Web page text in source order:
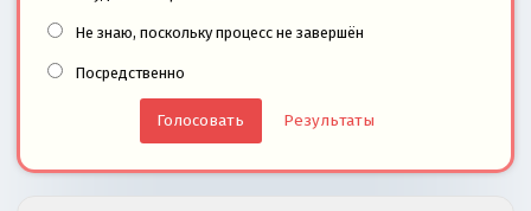
Не знаю, поскольку процесс не завершён
Посредственно
Результаты